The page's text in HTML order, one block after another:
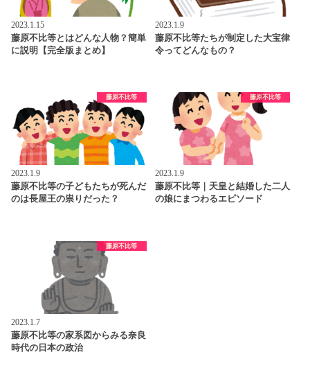
2023.1.15
藤原不比等とはどんな人物？簡単
に説明【完全版まとめ】
2023.1.9
藤原不比等たちが制定した大宝律
令ってどんなもの？
藤原不比等
2023.1.9
藤原不比等の子どもたちが死んだ
のは長屋王の祟りだった？
藤原不比等
2023.1.9
藤原不比等｜天皇と結婚した二人
の娘にまつわるエピソード
藤原不比等
2023.1.7
藤原不比等の家系図からみる奈良
時代の日本の政治